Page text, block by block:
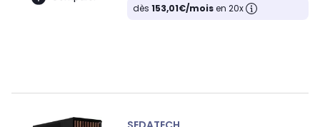
dès 153,01€/moisen 20x